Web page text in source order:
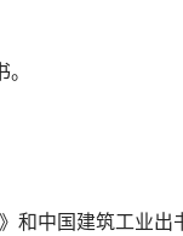
装饰装
和中国建筑工业